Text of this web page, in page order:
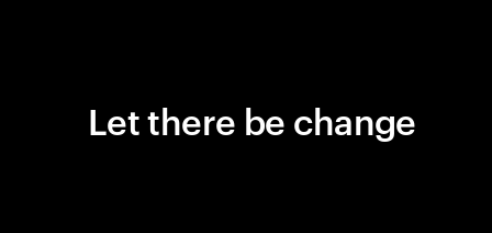
Let there be change